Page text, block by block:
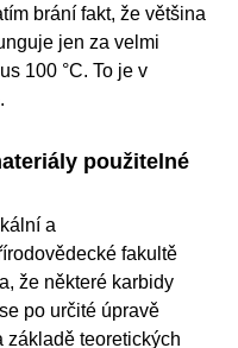
brání fakt, že většina
jen za velmi
100 °C. To je v
použitelné
a
fakultě
že některé karbidy
po určité úpravě
základě teoretických